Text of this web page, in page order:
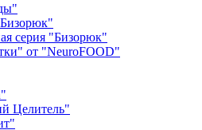
серия "Бизорюк"
от "NeuroFOOD"
Целитель"